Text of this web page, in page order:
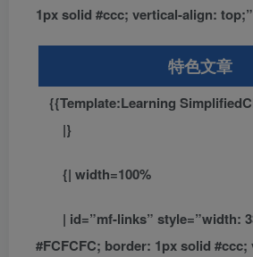
1px solid #ccc; vertical-align:
特色文章
{{Template:Learning
|}
{| width=100%
| id=”mf-links” style=”width:
#FCFCFC; border: 1px solid